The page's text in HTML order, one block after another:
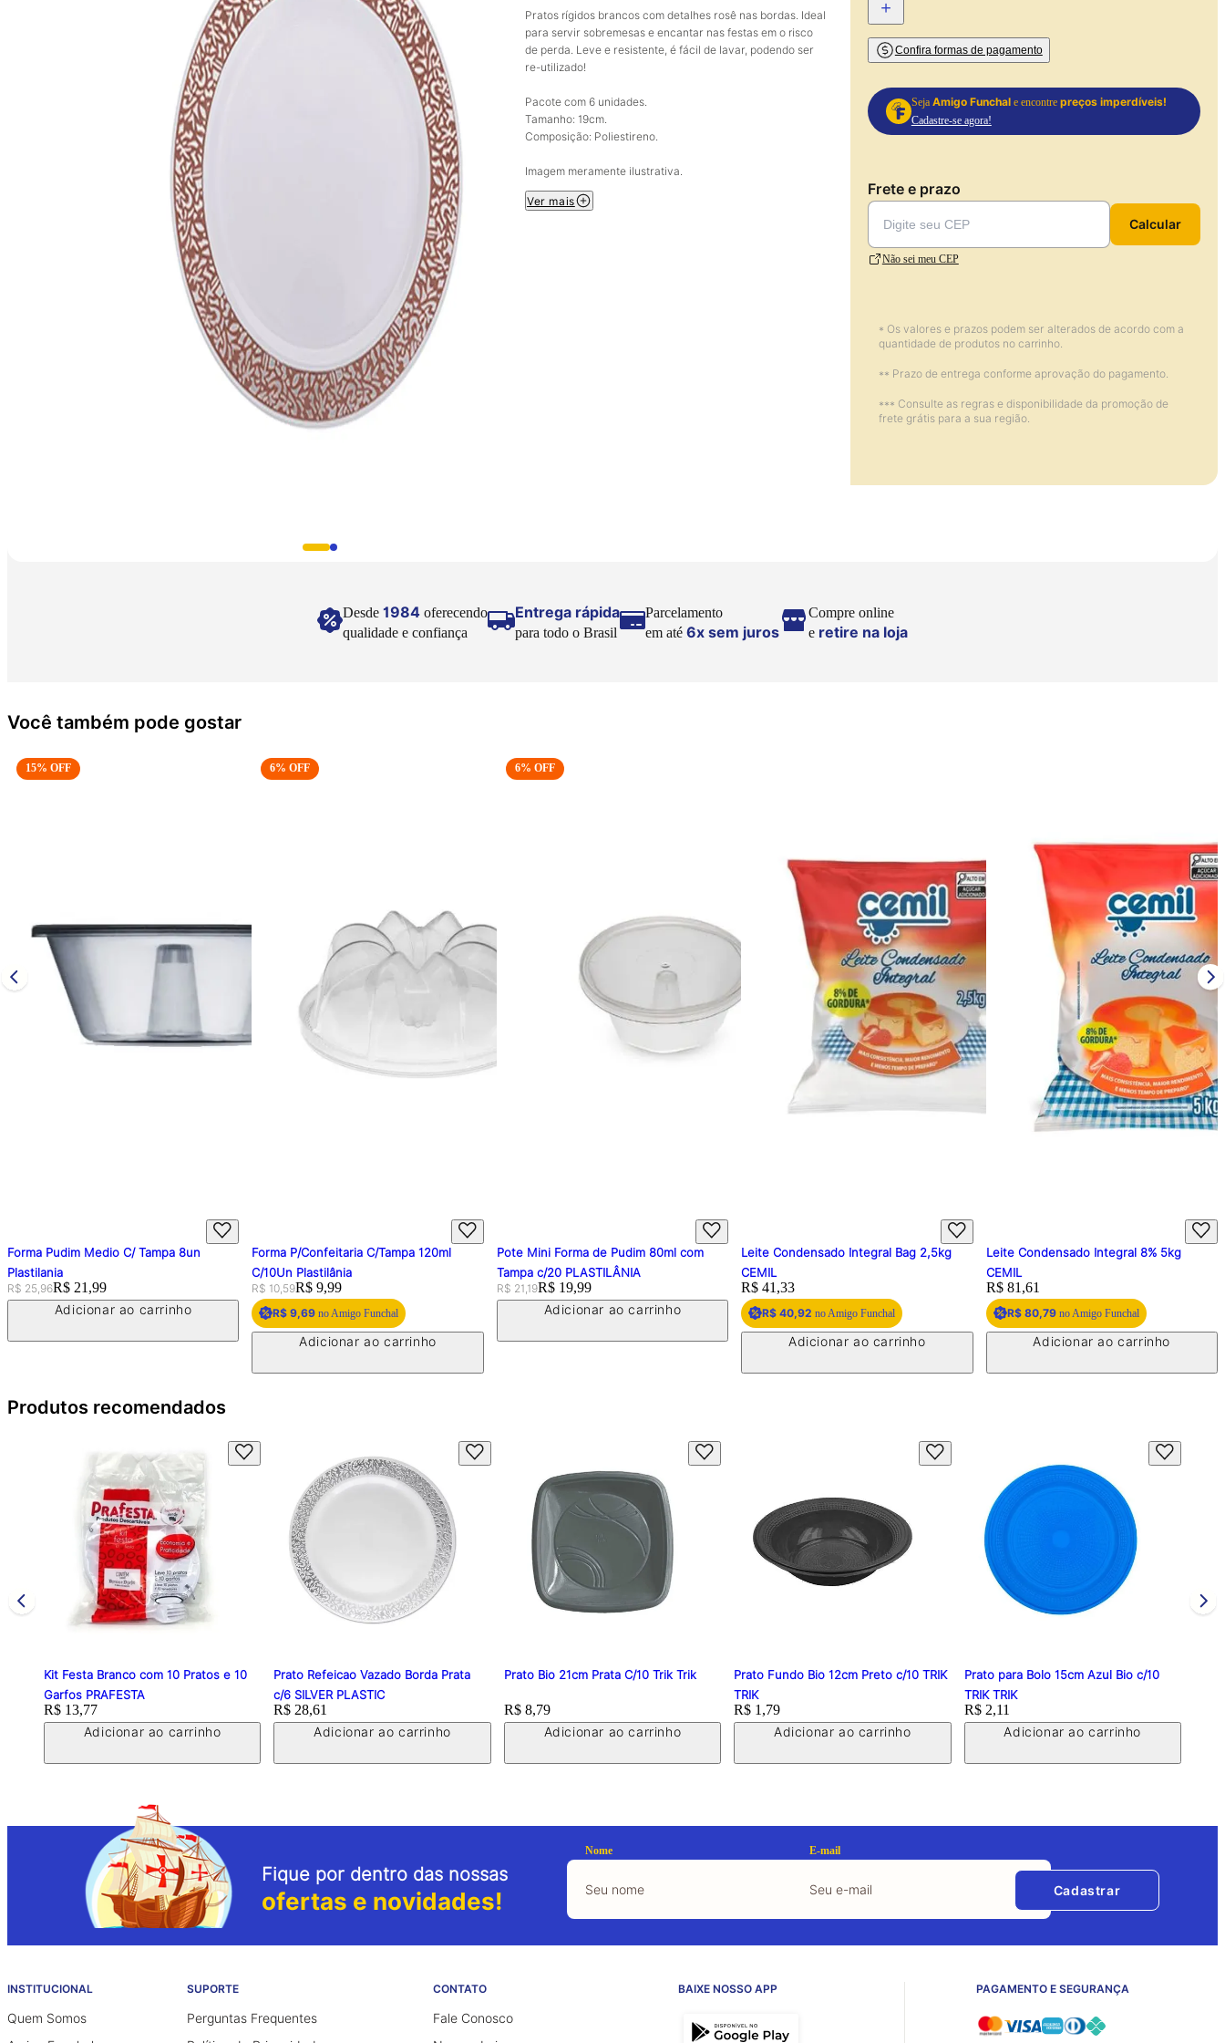
Pratos rígidos brancos com detalhes rosê nas bordas. Ideal
para servir sobremesas e encantar nas festas em o risco
de perda. Leve e resistente, é fácil de lavar, podendo ser
re-utilizado!
Pacote com 6 unidades.
Tamanho: 19cm.
Composição: Poliestireno.
Imagem meramente ilustrativa.
Ver mais
+
Confira formas de pagamento
Seja Amigo Funchale encontre preços imperdíveis!
Cadastre-se agora!
Frete e prazo
Calcular
Não sei meu CEP
* Os valores e prazos podem ser alterados de acordo com a
quantidade de produtos no carrinho.
** Prazo de entrega conforme aprovação do pagamento.
*** Consulte as regras e disponibilidade da promoção de
frete grátis para a sua região.
Desde 1984 oferecendo
qualidade e confiança
Entrega rápida
para todo o Brasil
Parcelamento
em até 6x sem juros
Compre online
e retire na loja
Você também pode gostar
15% OFF
Forma Pudim Medio C/ Tampa 8un
Plastilania
Original price:
R$ 25,96Price:
R$ 21,99
Adicionar ao carrinho
6% OFF
Forma P/Confeitaria C/Tampa 120ml
C/10Un Plastilânia
Original price:
R$ 10,59Price:
R$ 9,99
R$ 9,69 no Amigo Funchal
Adicionar ao carrinho
6% OFF
Pote Mini Forma de Pudim 80ml com
Tampa c/20 PLASTILÂNIA
Original price:
R$ 21,19Price:
R$ 19,99
Adicionar ao carrinho
Leite Condensado Integral Bag 2,5kg
CEMIL
Price:
R$ 41,33
R$ 40,92 no Amigo Funchal
Adicionar ao carrinho
Leite Condensado Integral 8% 5kg
CEMIL
Price:
R$ 81,61
R$ 80,79no Amigo Funchal
Adicionar ao carrinho
Produtos recomendados
Kit Festa Branco com 10 Pratos e 10
Garfos PRAFESTA
Price:
R$ 13,77
Adicionar ao carrinho
Prato Refeicao Vazado Borda Prata
c/6 SILVER PLASTIC
Price:
R$ 28,61
Adicionar ao carrinho
Prato Bio 21cm Prata C/10 Trik Trik
Price:
R$ 8,79
Adicionar ao carrinho
Prato Fundo Bio 12cm Preto c/10 TRIK
TRIK
Price:
R$ 1,79
Adicionar ao carrinho
Prato para Bolo 15cm Azul Bio c/10
TRIK TRIK
Price:
R$ 2,11
Adicionar ao carrinho
Fique por dentro das nossas
ofertas e novidades!
Nome E-mail
Cadastrar
INSTITUCIONAL
Quem Somos
SUPORTE
Perguntas Frequentes
CONTATO
Fale Conosco
BAIXE NOSSO APP PAGAMENTO E SEGURANÇA